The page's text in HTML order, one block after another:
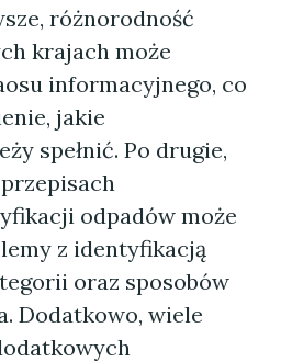
różnorodność
krajach może
informacyjnego, co
jakie
spełnić. Po drugie,
odpadów może
z identyfikacją
oraz sposobów
Dodatkowo, wiele